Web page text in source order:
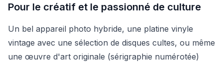
Pour le créatif et le passionné de culture
Un bel appareil photo hybride, une platine vinyle
vintage avec une sélection de disques cultes, ou même
une œuvre d'art originale (sérigraphie numérotée)